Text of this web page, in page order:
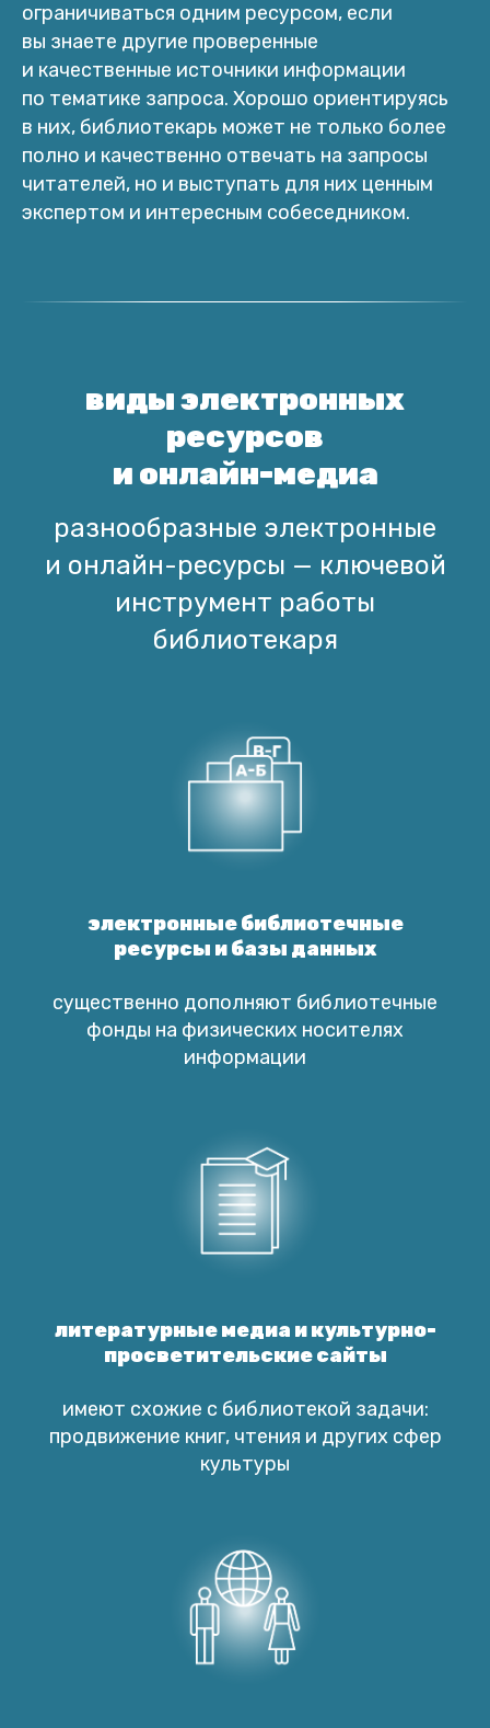
ограничиваться одним ресурсом, если
вы знаете другие проверенные
и качественные источники информации
по тематике запроса. Хорошо ориентируясь
в них, библиотекарь может не только более
полно и качественно отвечать на запросы
читателей, но и выступать для них ценным
экспертом и интересным собеседником.
виды электронных
ресурсов
и онлайн-медиа
разнообразные электронные
и онлайн-ресурсы — ключевой
инструмент работы
библиотекаря
электронные библиотечные
ресурсы и базы данных
существенно дополняют библиотечные
фонды на физических носителях
информации
литературные медиа и культурно-
просветительские сайты
имеют схожие с библиотекой задачи:
продвижение книг, чтения и других сфер
культуры